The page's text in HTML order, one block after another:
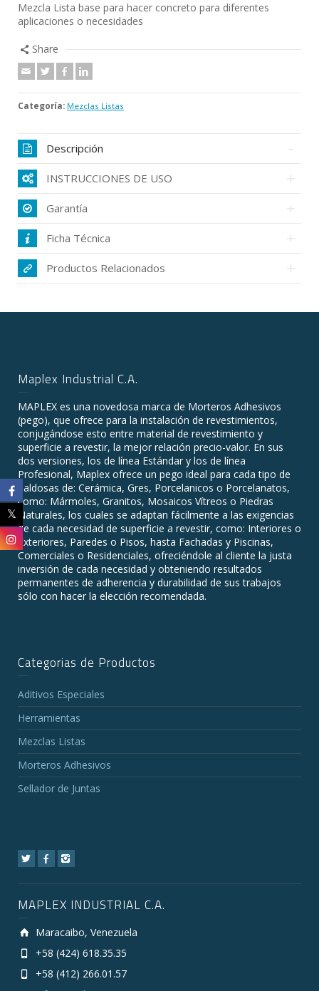
Mezcla Lista base para hacer concreto para diferentes
aplicaciones o necesidades
Share
Categoría: Mezclas Listas
Descripción
INSTRUCCIONES DE USO
Garantía
Ficha Técnica
Productos Relacionados
Maplex Industrial C.A.
MAPLEX es una novedosa marca de Morteros Adhesivos
(pego), que ofrece para la instalación de revestimientos,
conjugándose esto entre material de revestimiento y
superficie a revestir, la mejor relación precio-valor. En sus
dos versiones, los de línea Estándar y los de línea
Profesional, Maplex ofrece un pego ideal para cada tipo de
baldosas de: Cerámica, Gres, Porcelanicos o Porcelanatos,
como: Mármoles, Granitos, Mosaicos Vítreos o Piedras
Naturales, los cuales se adaptan fácilmente a las exigencias
de cada necesidad de superficie a revestir, como: Interiores o
Exteriores, Paredes o Pisos, hasta Fachadas y Piscinas,
Comerciales o Residenciales, ofreciéndole al cliente la justa
inversión de cada necesidad y obteniendo resultados
permanentes de adherencia y durabilidad de sus trabajos
sólo con hacer la elección recomendada.
Categorias de Productos
Aditivos Especiales
Herramientas
Mezclas Listas
Morteros Adhesivos
Sellador de Juntas
MAPLEX INDUSTRIAL C.A.
Maracaibo, Venezuela
+58 (424) 618.35.35
+58 (412) 266.01.57